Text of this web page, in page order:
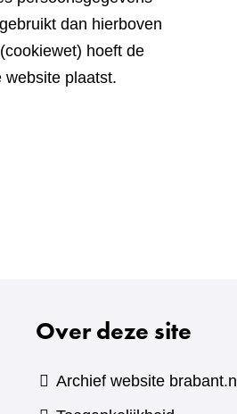
dan hierboven
hoeft de
website plaatst.
Over deze site
Archief website brabant.nl